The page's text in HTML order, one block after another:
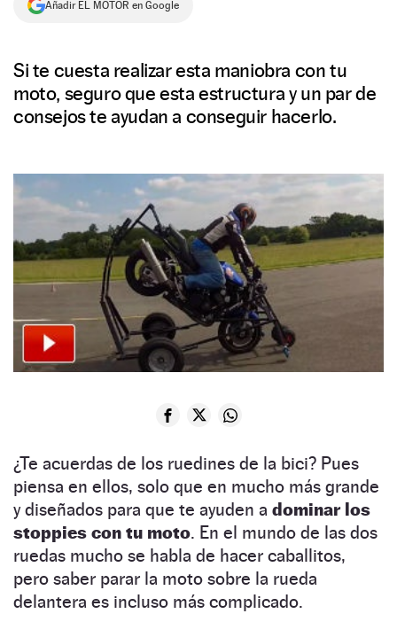
SÍGUENOS
Añadir EL MOTOR en Google
Si te cuesta realizar esta maniobra con tu
moto, seguro que esta estructura y un par de
consejos te ayudan a conseguir hacerlo.
¿Te acuerdas de los ruedines de la bici? Pues
piensa en ellos, solo que en mucho más grande
y diseñados para que te ayuden a dominar los
stoppies con tu moto. En el mundo de las dos
ruedas mucho se habla de hacer caballitos,
pero saber parar la moto sobre la rueda
delantera es incluso más complicado.